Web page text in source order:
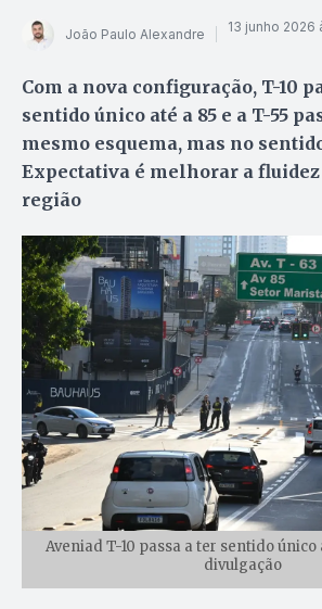
João Paulo Alexandre 13 junho 2026
Com a nova configuração, T-10
sentido único até a 85 e a T-55
mesmo esquema, mas no
Expectativa é melhorar a
região
Aveniad T-10 passa a ter sentido único
divulgação